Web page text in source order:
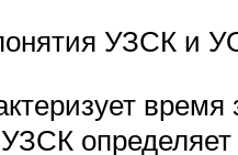
УЗСК и
определяет